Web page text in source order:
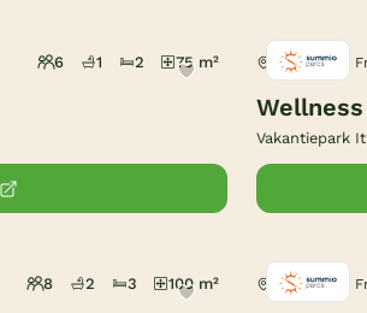
6 1 2 75 m² Earnewâld,
Vakantiepark
8 2 3 100 m² Earnewâld,